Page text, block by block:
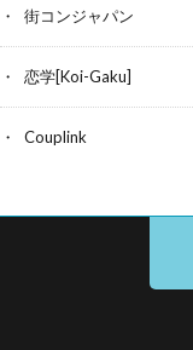
街コンジャパン
恋学[Koi-Gaku]
Couplink